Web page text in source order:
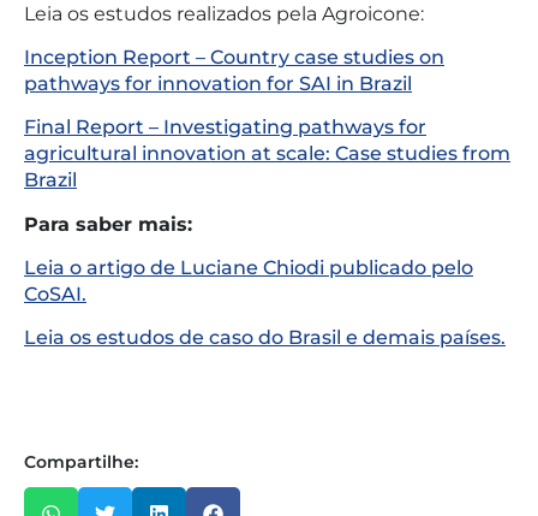
Leia os estudos realizados pela Agroicone:
Inception Report – Country case studies on
pathways for innovation for SAI in Brazil
Final Report – Investigating pathways for
agricultural innovation at scale: Case studies from
Brazil
Para saber mais:
Leia o artigo de Luciane Chiodi publicado pelo
CoSAI.
Leia os estudos de caso do Brasil e demais países.
Compartilhe: